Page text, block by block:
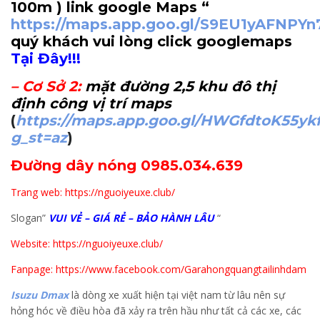
100m ) link google Maps “
https://maps.app.goo.gl/
quý khách vui lòng click googlemaps
Tại Đây!!!
– Cơ Sở 2: mặt đường 2,5 khu đô thị
định công vị trí maps
(https://maps.app.goo.gl/
g_st=az)
Đường dây nóng 0985.034.639
Trang web: https://nguoiyeuxe.club/
Slogan” VUI VẺ – GIÁ RẺ – BẢO HÀNH LÂU “
Website: https://nguoiyeuxe.club/
Fanpage: https://www.facebook.com/Garahongquangtailinhdam
Isuzu Dmax là dòng xe xuất hiện tại việt nam từ lâu nên sự
hỏng hóc về điều hòa đã xảy ra trên hầu như tất cả các xe, các